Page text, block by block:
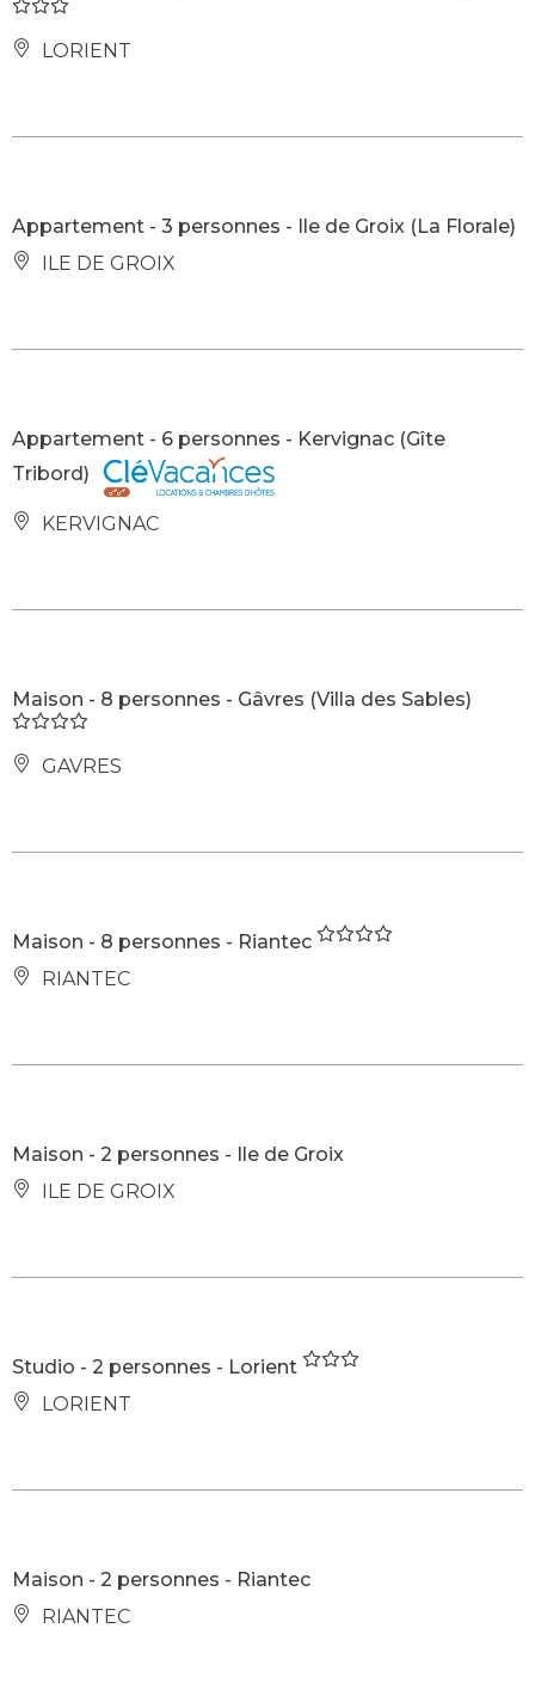
LORIENT
Appartement - 3 personnes - Ile de Groix (La Florale)
ILE DE GROIX
Appartement - 6 personnes - Kervignac (Gîte
Tribord)
KERVIGNAC
Maison - 8 personnes - Gâvres (Villa des Sables)
GAVRES
Maison - 8 personnes - Riantec
RIANTEC
Maison - 2 personnes - Ile de Groix
ILE DE GROIX
Studio - 2 personnes - Lorient
LORIENT
Maison - 2 personnes - Riantec
RIANTEC